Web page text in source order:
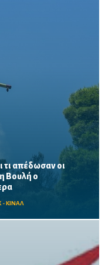
τι απέδωσαν οι
Βουλή ο
- ΚΙΝΑΛ
από
και AntiNero,
ε...